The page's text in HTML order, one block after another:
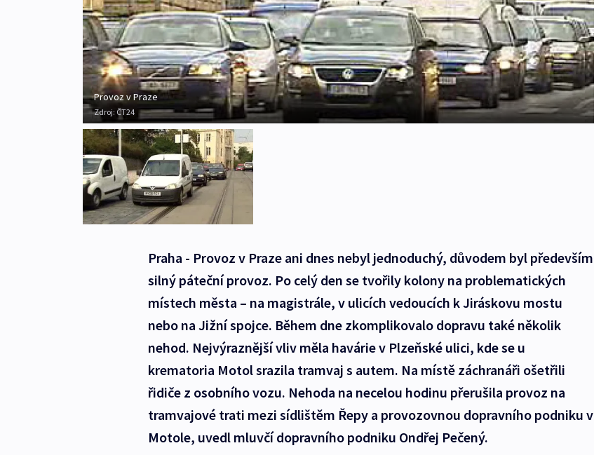
Provoz v Praze
Zdroj: ČT24
Praha - Provoz v Praze ani dnes nebyl jednoduchý, důvodem byl především
silný páteční provoz. Po celý den se tvořily kolony na problematických
místech města – na magistrále, v ulicích vedoucích k Jiráskovu mostu
nebo na Jižní spojce. Během dne zkomplikovalo dopravu také několik
nehod. Nejvýraznější vliv měla havárie v Plzeňské ulici, kde se u
krematoria Motol srazila tramvaj s autem. Na místě záchranáři ošetřili
řidiče z osobního vozu. Nehoda na necelou hodinu přerušila provoz na
tramvajové trati mezi sídlištěm Řepy a provozovnou dopravního podniku v
Motole, uvedl mluvčí dopravního podniku Ondřej Pečený.